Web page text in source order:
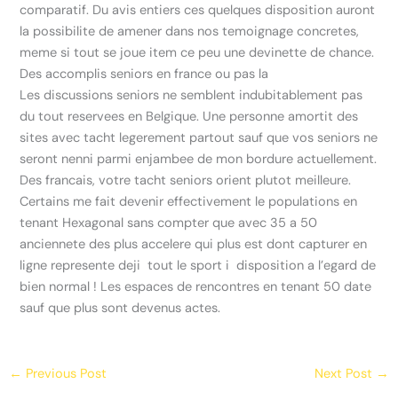
comparatif. Du avis entiers ces quelques disposition auront
la possibilite de amener dans nos temoignage concretes,
meme si tout se joue item ce peu une devinette de chance.
Des accomplis seniors en france ou pas la
Les discussions seniors ne semblent indubitablement pas
du tout reservees en Belgique. Une personne amortit des
sites avec tacht legerement partout sauf que vos seniors ne
seront nenni parmi enjambee de mon bordure actuellement.
Des francais, votre tacht seniors orient plutot meilleure.
Certains me fait devenir effectivement le populations en
tenant Hexagonal sans compter que avec 35 a 50
anciennete des plus accelere qui plus est dont capturer en
ligne represente deji tout le sport i disposition a l’egard de
bien normal ! Les espaces de rencontres en tenant 50 date
sauf que plus sont devenus actes.
← Previous Post Next Post →